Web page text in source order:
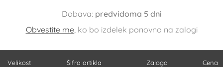
Dobava: predvidoma 5 dni
Obvestite me, ko bo izdelek ponovno na zalogi
Velikost Šifra artikla Zaloga Cena